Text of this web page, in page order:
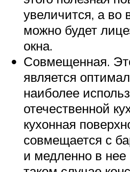
увеличится, а во
можно будет
окна.
Совмещенная.
является
наиболее
отечественной
кухонная
совмещается с
и медленно в нее